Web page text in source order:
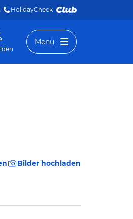
HolidayCheck
Menü
Bilder hochladen